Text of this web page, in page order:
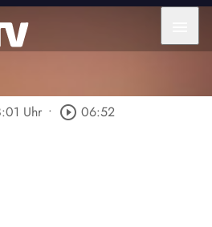
Uhr • play_circle_outline 06:52